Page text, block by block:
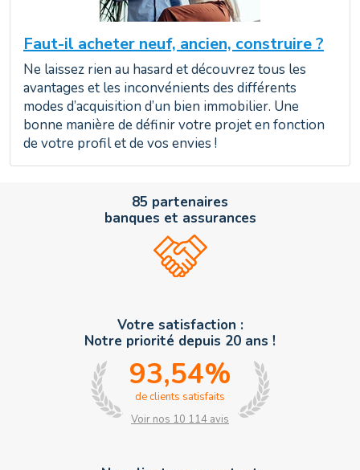
Faut-il acheter neuf, ancien, construire ?
Ne laissez rien au hasard et découvrez tous les
avantages et les inconvénients des différents
modes d’acquisition d’un bien immobilier. Une
bonne manière de définir votre projet en fonction
de votre profil et de vos envies !
85 partenaires
banques et assurances
Votre satisfaction :
Notre priorité depuis 20 ans !
93,54%
de clients satisfaits
Voir nos 10 114 avis